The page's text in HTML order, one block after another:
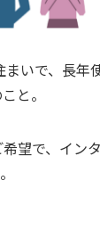
いで、長年
と。
望で、イン